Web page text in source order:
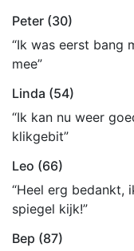
Peter (30)
“Ik was eerst bang
mee”
Linda (54)
“Ik kan nu weer
klikgebit”
Leo (66)
“Heel erg bedankt,
spiegel kijk!”
Bep (87)